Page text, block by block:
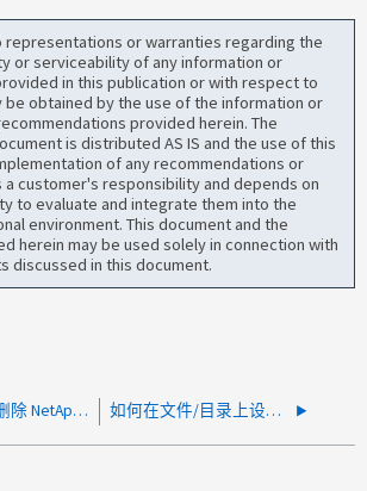
representations or warranties regarding the
or serviceability of any information or
in this publication or with respect to
be obtained by the use of the information or
provided herein. The
is distributed AS IS and the use of this
of any recommendations or
a customer's responsibility and depends on
to evaluate and integrate them into the
environment. This document and the
herein may be used solely in connection with
discussed in this document.
如何安全地删除 NetApp FlexCache 卷 如何在文件/目录上设置NFSv4 ACL